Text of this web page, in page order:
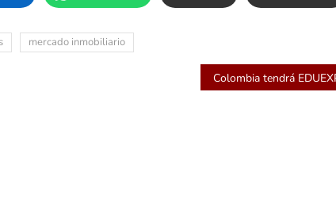
mercado inmobiliario